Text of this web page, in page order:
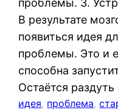
проблемы. 3.
В результате
появиться идея
проблемы. Это и
способна
Остаётся
идея, проблема,